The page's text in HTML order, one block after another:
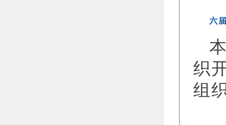
六
织
组